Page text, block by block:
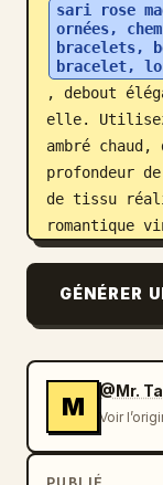
sari rose
ornées,
bracelets,
bracelet,
, debout
elle. Utilisez
ambré
profondeur
de tissu
romantique
immense
de
reliure
de page
rayures, un
texture
GÉNÉRER
M
@Mr.
Voir